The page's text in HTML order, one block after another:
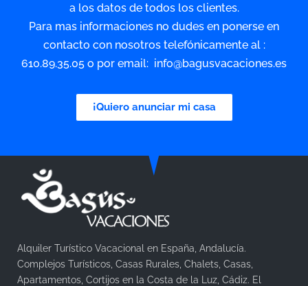
a los datos de todos los clientes.
Para mas informaciones no dudes en ponerse en
contacto con nosotros telefónicamente al :
610.89.35.05 o por email: info@bagusvacaciones.es
¡Quiero anunciar mi casa
Alquiler Turístico Vacacional en España, Andalucía.
Complejos Turísticos, Casas Rurales, Chalets, Casas,
Apartamentos, Cortijos en la Costa de la Luz, Cádiz. El